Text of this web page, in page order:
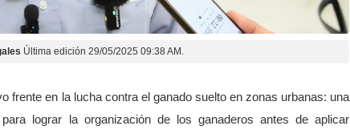
Última edición 29/05/2025 09:38 AM.
frente en la lucha contra el ganado suelto en zonas urbanas: una
lograr la organización de los ganaderos antes de aplicar